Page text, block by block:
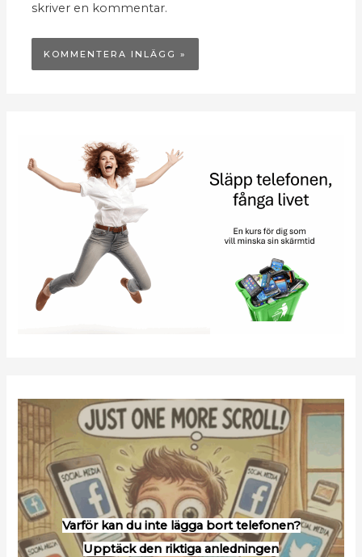
skriver en kommentar.
Varför kan du inte lägga bort telefonen?
Upptäck den riktiga anledningen